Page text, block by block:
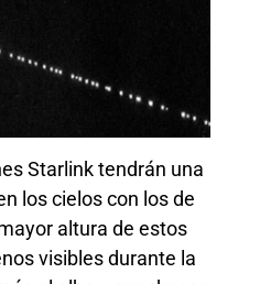
Starlink tendrán una
los cielos con los de
altura de estos
visibles durante la